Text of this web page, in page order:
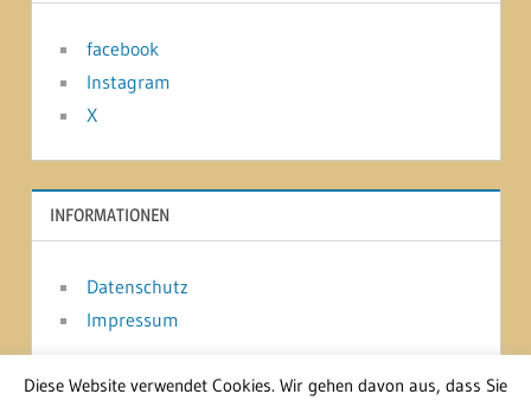
facebook
Instagram
X
INFORMATIONEN
Datenschutz
Impressum
Diese Website verwendet Cookies. Wir gehen davon aus, dass Sie